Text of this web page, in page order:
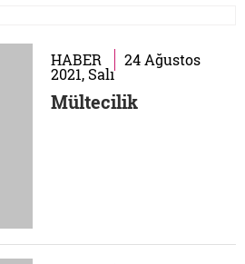
HABER 24 Ağustos
2021, Salı
Mültecilik